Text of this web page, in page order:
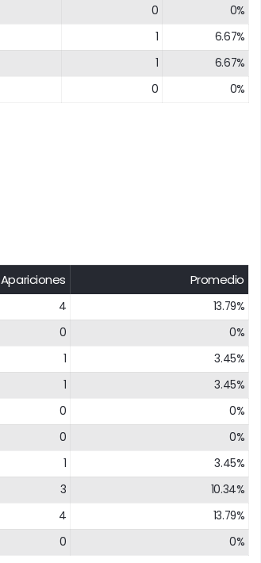
0
0%
1
6.67%
1
6.67%
0 0%
Apariciones Promedio
4
13.79%
0
0%
1
3.45%
1
3.45%
0
0%
0
0%
1
3.45%
3
10.34%
4
13.79%
0 0%